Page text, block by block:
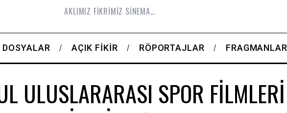
AKLIMIZ FİKRİMİZ SİNEMA…
DOSYALAR AÇIK FIKIR RÖPORTAJLAR FRAGMANLAR
ULUSLARARASI SPOR FİLMLERİ